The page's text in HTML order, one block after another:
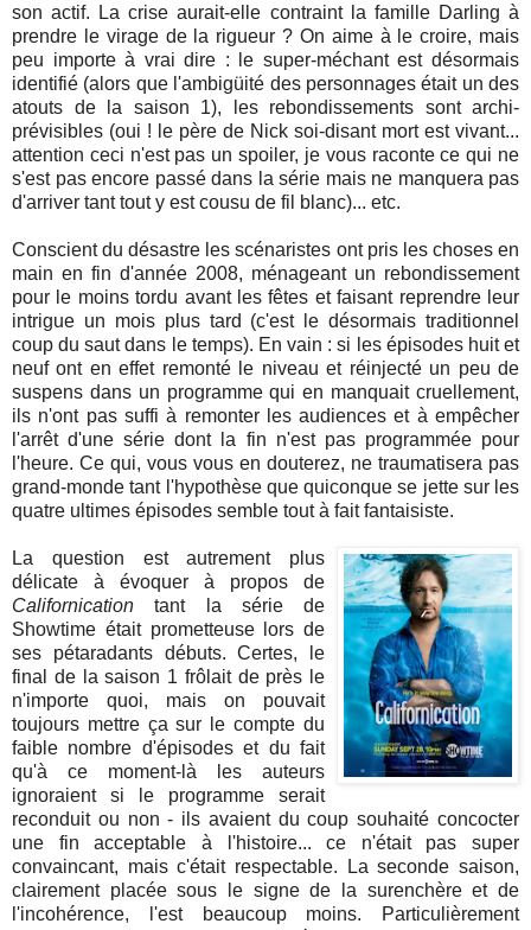
son actif. La crise aurait-elle contraint la famille Darling à
prendre le virage de la rigueur ? On aime à le croire, mais
peu importe à vrai dire : le super-méchant est désormais
identifié (alors que l'ambigüité des personnages était un des
atouts de la saison 1), les rebondissements sont archi-
prévisibles (oui ! le père de Nick soi-disant mort est vivant...
attention ceci n'est pas un spoiler, je vous raconte ce qui ne
s'est pas encore passé dans la série mais ne manquera pas
d'arriver tant tout y est cousu de fil blanc)... etc.
Conscient du désastre les scénaristes ont pris les choses en
main en fin d'année 2008, ménageant un rebondissement
pour le moins tordu avant les fêtes et faisant reprendre leur
intrigue un mois plus tard (c'est le désormais traditionnel
coup du saut dans le temps). En vain : si les épisodes huit et
neuf ont en effet remonté le niveau et réinjecté un peu de
suspens dans un programme qui en manquait cruellement,
ils n'ont pas suffi à remonter les audiences et à empêcher
l'arrêt d'une série dont la fin n'est pas programmée pour
l'heure. Ce qui, vous vous en douterez, ne traumatisera pas
grand-monde tant l'hypothèse que quiconque se jette sur les
quatre ultimes épisodes semble tout à fait fantaisiste.
La question est autrement plus
délicate à évoquer à propos de
Californication tant la série de
Showtime était prometteuse lors de
ses pétaradants débuts. Certes, le
final de la saison 1 frôlait de près le
n'importe quoi, mais on pouvait
toujours mettre ça sur le compte du
faible nombre d'épisodes et du fait
qu'à ce moment-là les auteurs
ignoraient si le programme serait
reconduit ou non - ils avaient du coup souhaité concocter
une fin acceptable à l'histoire... ce n'était pas super
convaincant, mais c'était respectable. La seconde saison,
clairement placée sous le signe de la surenchère et de
l'incohérence, l'est beaucoup moins. Particulièrement